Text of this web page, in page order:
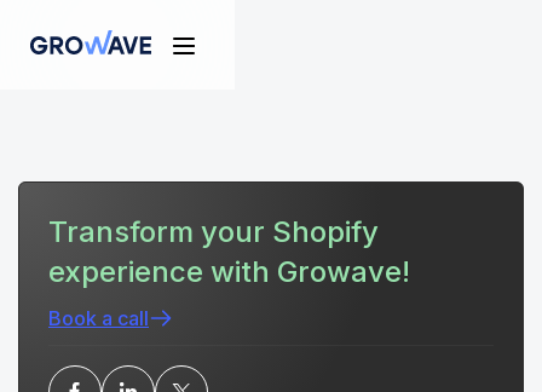
Transform your Shopify
experience with Growave!
Book a call